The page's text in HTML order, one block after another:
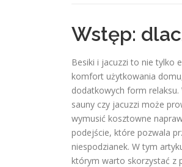
Wstęp:
Besiki i jacuzzi to nie tylko
komfort użytkowania
dodatkowych form relaksu.
sauny czy jacuzzi może
wymusić kosztowne
podejście, które pozwala
niespodzianek. W tym
którym warto skorzystać z